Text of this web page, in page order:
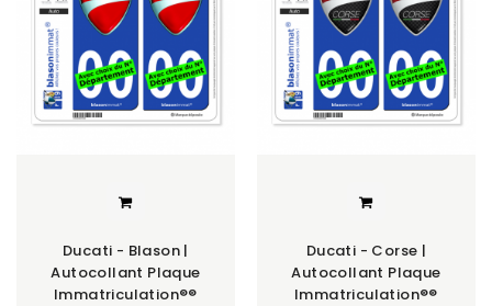
Ducati - Blason |
Autocollant Plaque
Immatriculation®®
Ducati - Corse |
Autocollant Plaque
Immatriculation®®